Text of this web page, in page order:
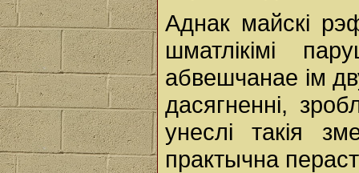
Аднак майскі
шматлікімі
абвешчанае ім
дасягненні,
унеслі такія
практычна